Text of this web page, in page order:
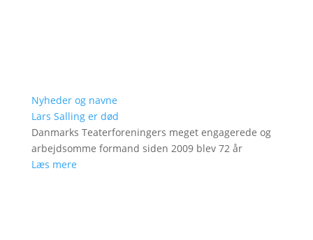
Nyheder og navne
Lars Salling er død
Danmarks Teaterforeningers meget engagerede og
arbejdsomme formand siden 2009 blev 72 år
Læs mere